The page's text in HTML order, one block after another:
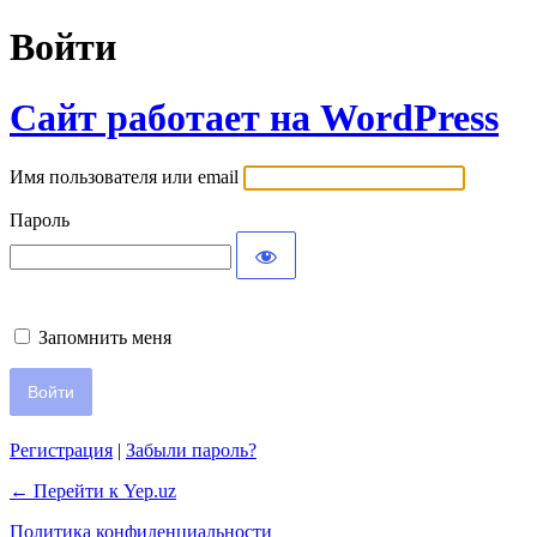
Войти
Сайт работает на WordPress
Имя пользователя или email
Пароль
Запомнить меня
Регистрация | Забыли пароль?
← Перейти к Yep.uz
Политика конфиденциальности